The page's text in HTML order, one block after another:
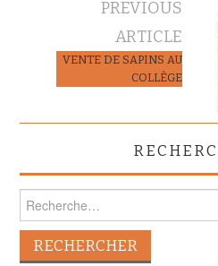
Navigation
articles
PREVIOUS
ARTICLE
VENTE DE SAPINS AU
COLLÈGE